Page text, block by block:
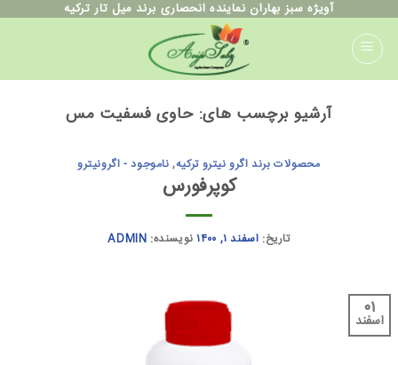
به
محتوا
بروید
آویژه سبز بهاران نماینده انحصاری برند میل تار ترکیه
آرشیو برچسب های:حاوی فسفیت مس
محصولات برند اگرو نیترو ترکیه, ناموجود - اگرونیترو
کوپرفورس
تاریخ: اسفند ۱, ۱۴۰۰ نویسنده: ADMIN
۰۱
اسفند